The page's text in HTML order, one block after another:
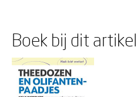
Boek bij dit artikel